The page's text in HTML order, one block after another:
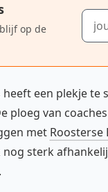
op de
E-
een plekje
ploeg van
met Roosterse
sterk